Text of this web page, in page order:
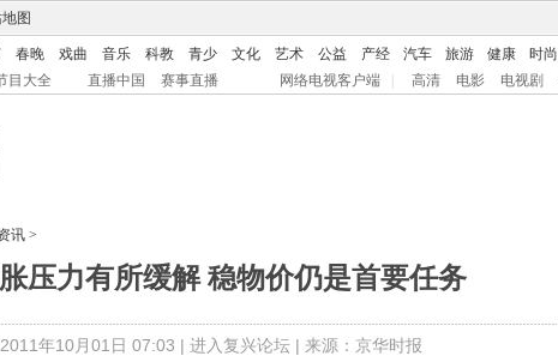
图
春晚 戏曲 音乐 科教 青少 文化 艺术 公益 产经 汽车 旅游 健康 时尚
目大全 直播中国 赛事直播 网络电视客户端 高清 电影 电视剧
讯 >
压力有所缓解 稳物价仍是首要任务
年10月01日 07:03 | 进入复兴论坛| 来源：京华时报